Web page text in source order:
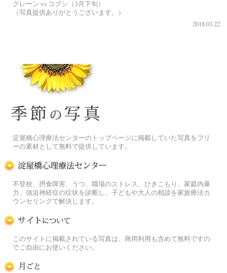
クレーン vs コブシ（3月下旬）
（写真提供ありがとうございます。）
2018.03.22
淀屋橋心理療法センターのトップページに掲載していた写真をフリ
ーの素材として無料で提供しています。
不登校、摂食障害、うつ、職場のストレス、ひきこもり、家庭内暴
力、強迫神経症の症状を診断し、子どもや大人の相談を家族療法カ
ウンセリングで解決します。
このサイトに掲載されている写真は、商用利用も含めて無料ですの
でご自由にお使いください。